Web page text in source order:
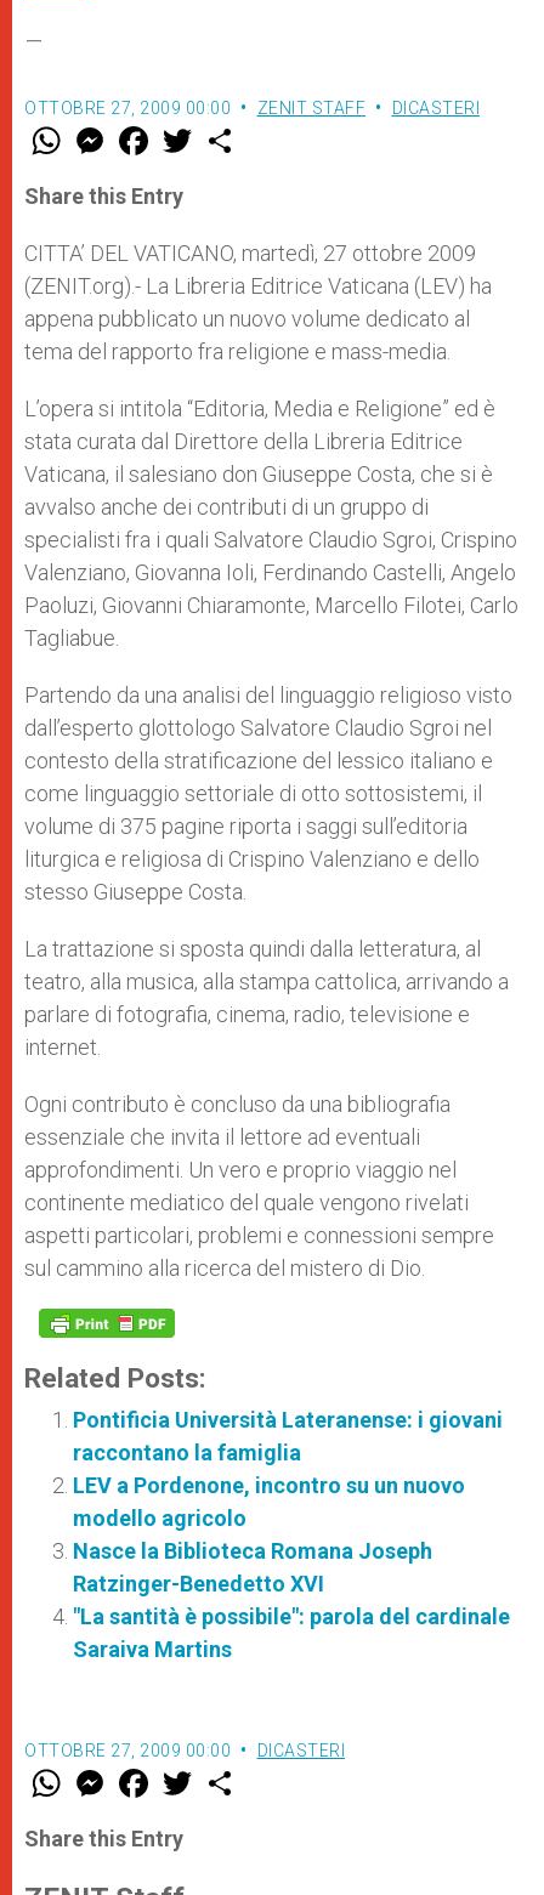
–
OTTOBRE 27, 2009 00:00 ZENIT STAFF DICASTERI
W
t
s
p
p
M
e
s
e
g
e
r
F
a
e
b
o
k
w
r
Share this Entry
CITTA’ DEL VATICANO, martedì, 27 ottobre 2009
(ZENIT.org).- La Libreria Editrice Vaticana (LEV) ha
appena pubblicato un nuovo volume dedicato al
tema del rapporto fra religione e mass-media.
L’opera si intitola “Editoria, Media e Religione” ed è
stata curata dal Direttore della Libreria Editrice
Vaticana, il salesiano don Giuseppe Costa, che si è
avvalso anche dei contributi di un gruppo di
specialisti fra i quali Salvatore Claudio Sgroi, Crispino
Valenziano, Giovanna Ioli, Ferdinando Castelli, Angelo
Paoluzi, Giovanni Chiaramonte, Marcello Filotei, Carlo
Tagliabue.
Partendo da una analisi del linguaggio religioso visto
dall’esperto glottologo Salvatore Claudio Sgroi nel
contesto della stratificazione del lessico italiano e
come linguaggio settoriale di otto sottosistemi, il
volume di 375 pagine riporta i saggi sull’editoria
liturgica e religiosa di Crispino Valenziano e dello
stesso Giuseppe Costa.
La trattazione si sposta quindi dalla letteratura, al
teatro, alla musica, alla stampa cattolica, arrivando a
parlare di fotografia, cinema, radio, televisione e
internet.
Ogni contributo è concluso da una bibliografia
essenziale che invita il lettore ad eventuali
approfondimenti. Un vero e proprio viaggio nel
continente mediatico del quale vengono rivelati
aspetti particolari, problemi e connessioni sempre
sul cammino alla ricerca del mistero di Dio.
Related Posts:
Pontificia Università Lateranense: i giovani
raccontano la famiglia
LEV a Pordenone, incontro su un nuovo
modello agricolo
Nasce la Biblioteca Romana Joseph
Ratzinger-Benedetto XVI
"La santità è possibile": parola del cardinale
Saraiva Martins
OTTOBRE 27, 2009 00:00 DICASTERI
W
t
s
p
M
e
s
e
g
F
a
e
b
o
w
Share this Entry